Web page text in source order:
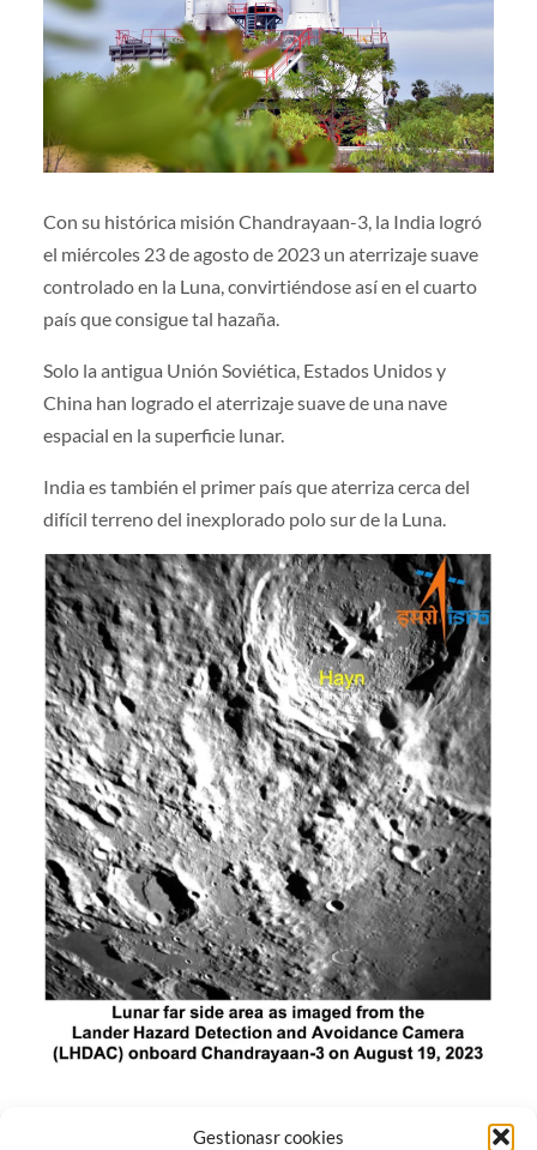
Gestionasr cookies
Con su histórica misión Chandrayaan-3, la India logró
el miércoles 23 de agosto de 2023 un aterrizaje suave
controlado en la Luna, convirtiéndose así en el cuarto
país que consigue tal hazaña.
Solo la antigua Unión Soviética, Estados Unidos y
China han logrado el aterrizaje suave de una nave
espacial en la superficie lunar.
India es también el primer país que aterriza cerca del
difícil terreno del inexplorado polo sur de la Luna.